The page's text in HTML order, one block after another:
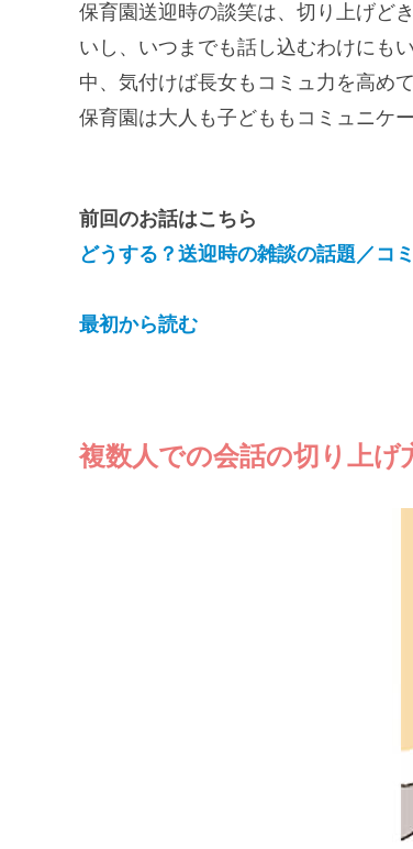
保育園送迎時の談笑は、切り上げど
いし、いつまでも話し込むわけに
中、気付けば長女もコミュ力を高
保育園は大人も子どももコミュニケ
前回のお話はこちら
どうする？送迎時の雑談の話題／コ
最初から読む
複数人での会話の切り上げ